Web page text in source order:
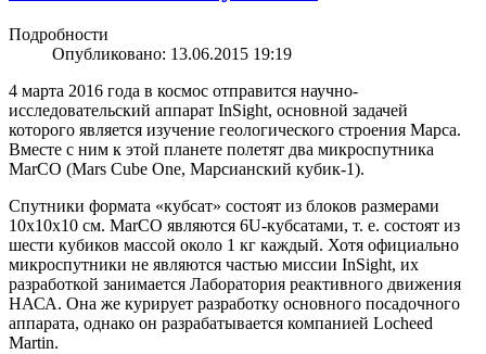
Подробности
Опубликовано: 13.06.2015 19:19
4 марта 2016 года в космос отправится научно-
исследовательский аппарат InSight, основной задачей
которого является изучение геологического строения Марса.
Вместе с ним к этой планете полетят два микроспутника
MarCO (Mars Cube One, Марсианский кубик-1).
Спутники формата «кубсат» состоят из блоков размерами
10х10х10 см. MarCO являются 6U-кубсатами, т. е. состоят из
шести кубиков массой около 1 кг каждый. Хотя официально
микроспутники не являются частью миссии InSight, их
разработкой занимается Лаборатория реактивного движения
НАСА. Она же курирует разработку основного посадочного
аппарата, однако он разрабатывается компанией Locheed
Martin.